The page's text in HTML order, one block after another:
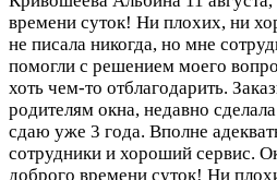
времени суток! Ни плохих, ни
не писала никогда, но мне
помогли с решением моего
хоть чем-то отблагодарить.
родителям окна, недавно
сдаю уже 3 года. Вполне
сотрудники и хороший сервис.
доброго времени суток! Ни